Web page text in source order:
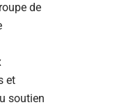
de
et
soutien